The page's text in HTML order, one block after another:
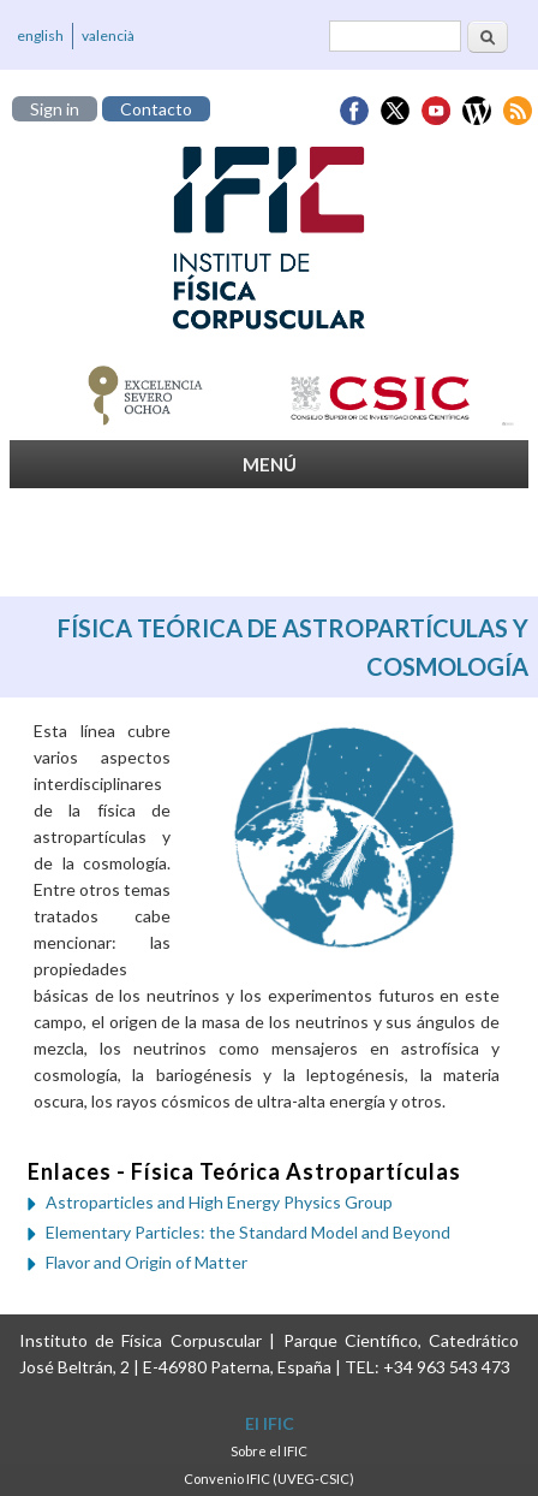
Formulario deBuscar
english valencià
Sign in Contacto
MENÚ
FÍSICA TEÓRICA DE ASTROPARTÍCULAS Y
COSMOLOGÍA
Esta línea cubre
varios aspectos
interdisciplinares
de la física de
astropartículas y
de la cosmología.
Entre otros temas
tratados cabe
mencionar: las
propiedades
básicas de los neutrinos y los experimentos futuros en este
campo, el origen de la masa de los neutrinos y sus ángulos de
mezcla, los neutrinos como mensajeros en astrofísica y
cosmología, la bariogénesis y la leptogénesis, la materia
oscura, los rayos cósmicos de ultra-alta energía y otros.
Enlaces - Física Teórica Astropartículas
Astroparticles and High Energy Physics Group
Elementary Particles: the Standard Model and Beyond
Flavor and Origin of Matter
Instituto de Física Corpuscular | Parque Científico, Catedrático
José Beltrán, 2 | E-46980 Paterna, España | TEL: +34 963 543 473
El IFIC
Sobre el IFIC
Convenio IFIC (UVEG-CSIC)